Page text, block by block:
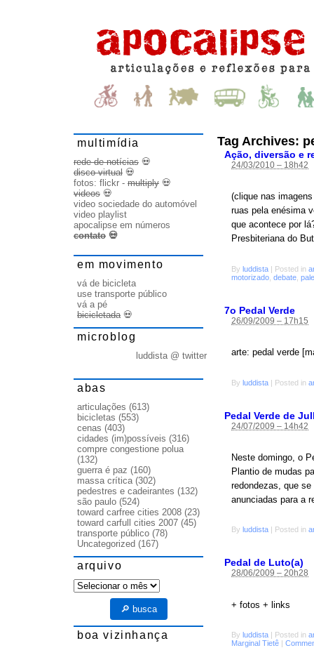
Tag Archives:
Ação, diversão e
24/03/2010 – 18h42
(clique nas
ruas pela enésima
que acontece por
Presbiteriana do
By luddista | Posted in
motorizado debate
7o Pedal Verde
26/09/2009 – 17h15
arte: pedal verde
By luddista | Posted in
Pedal Verde de
24/07/2009 – 14h42
Neste domingo, o
Plantio de mudas
redondezas, que
anunciadas para a
By luddista Posted in
Pedal de Luto(a)
28/06/2009 – 20h28
+ fotos + links
By luddista | Posted in
Marginal Tietê |
multimídia
rede de notícias 💀
disco virtual 💀
fotos: flickr - multiply 💀
videos 💀
video sociedade do automóvel
video playlist
apocalipse em números
contato 💀
em movimento
vá de bicicleta
use transporte público
vá a pé
bicicletada💀
microblog
luddista @ twitter
abas
articulações (613)
bicicletas (553)
cenas (403)
cidades (im)possíveis (316)
compre congestione polua
(132)
guerra é paz (160)
massa crítica(302)
pedestres e cadeirantes (132)
são paulo (524)
toward carfree cities 2008 (23)
toward carfull cities 2007 (45)
transporte público (78)
Uncategorized (167)
arquivo
arquivo
🔎 busca
boa vizinhança